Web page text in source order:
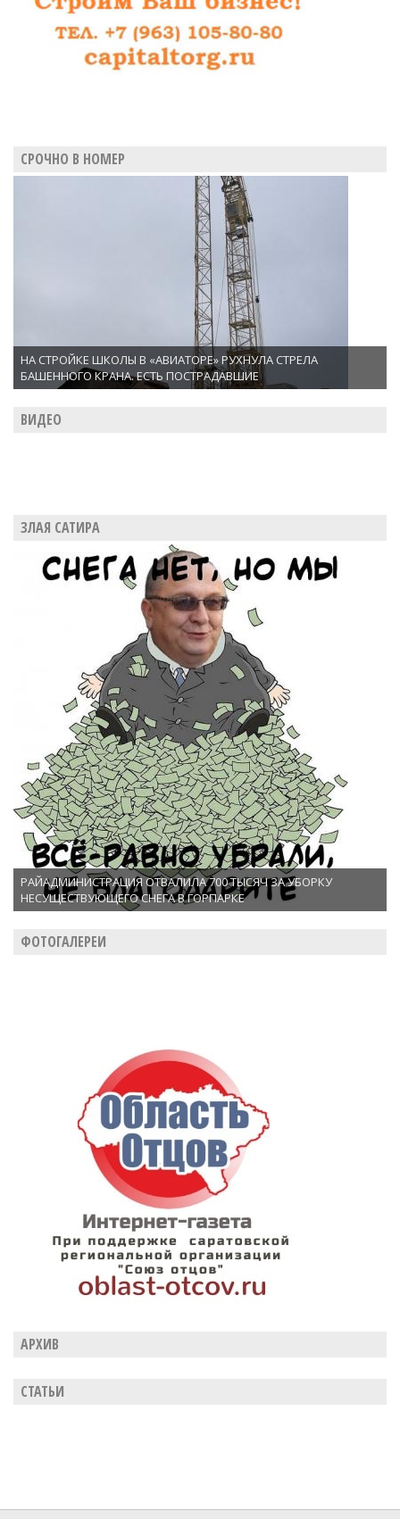
СРОЧНО В НОМЕР
НА СТРОЙКЕ ШКОЛЫ В «АВИАТОРЕ» РУХНУЛА СТРЕЛА
БАШЕННОГО КРАНА. ЕСТЬ ПОСТРАДАВШИЕ
ВИДЕО
ЗЛАЯ САТИРА
РАЙАДМИНИСТРАЦИЯ ОТВАЛИЛА 700 ТЫСЯЧ ЗА УБОРКУ
НЕСУЩЕСТВУЮЩЕГО СНЕГА В ГОРПАРКЕ
ФОТОГАЛЕРЕИ
АРХИВ
СТАТЬИ